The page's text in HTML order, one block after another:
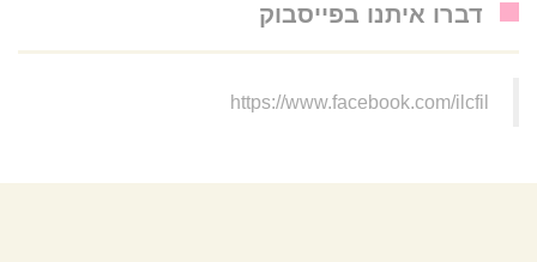
דברו איתנו בפייסבוק
https://www.facebook.com/ilcfil